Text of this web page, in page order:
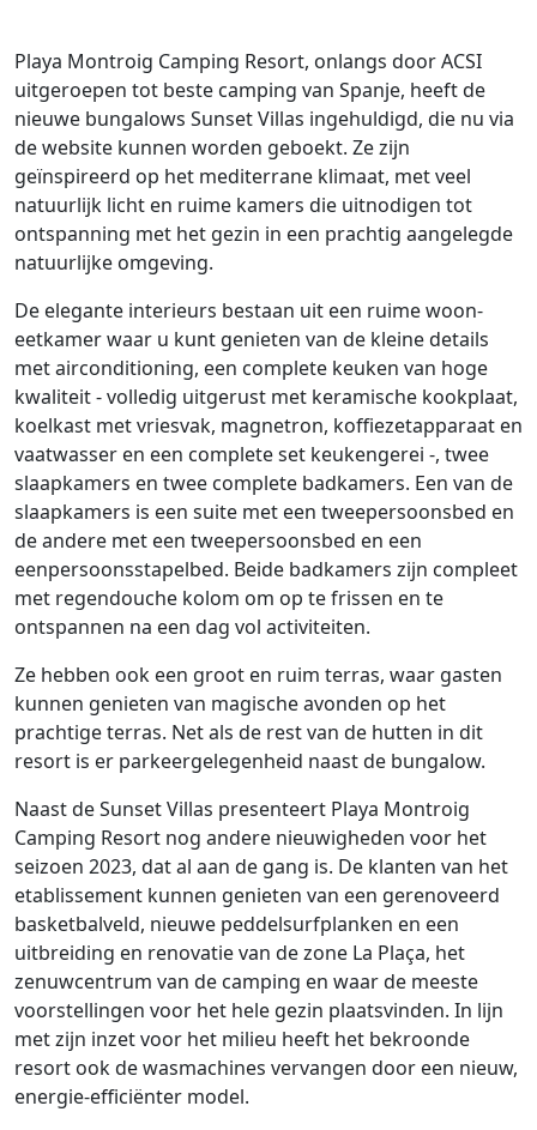
Playa Montroig Camping Resort, onlangs door ACSI
uitgeroepen tot beste camping van Spanje, heeft de
nieuwe bungalows Sunset Villas ingehuldigd, die nu via
de website kunnen worden geboekt. Ze zijn
geïnspireerd op het mediterrane klimaat, met veel
natuurlijk licht en ruime kamers die uitnodigen tot
ontspanning met het gezin in een prachtig aangelegde
natuurlijke omgeving.
De elegante interieurs bestaan uit een ruime woon-
eetkamer waar u kunt genieten van de kleine details
met airconditioning, een complete keuken van hoge
kwaliteit - volledig uitgerust met keramische kookplaat,
koelkast met vriesvak, magnetron, koffiezetapparaat en
vaatwasser en een complete set keukengerei -, twee
slaapkamers en twee complete badkamers. Een van de
slaapkamers is een suite met een tweepersoonsbed en
de andere met een tweepersoonsbed en een
eenpersoonsstapelbed. Beide badkamers zijn compleet
met regendouche kolom om op te frissen en te
ontspannen na een dag vol activiteiten.
Ze hebben ook een groot en ruim terras, waar gasten
kunnen genieten van magische avonden op het
prachtige terras. Net als de rest van de hutten in dit
resort is er parkeergelegenheid naast de bungalow.
Naast de Sunset Villas presenteert Playa Montroig
Camping Resort nog andere nieuwigheden voor het
seizoen 2023, dat al aan de gang is. De klanten van het
etablissement kunnen genieten van een gerenoveerd
basketbalveld, nieuwe peddelsurfplanken en een
uitbreiding en renovatie van de zone La Plaça, het
zenuwcentrum van de camping en waar de meeste
voorstellingen voor het hele gezin plaatsvinden. In lijn
met zijn inzet voor het milieu heeft het bekroonde
resort ook de wasmachines vervangen door een nieuw,
energie-efficiënter model.